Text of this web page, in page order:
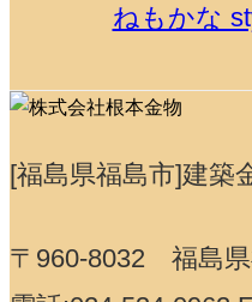
ねもかな
[福島県福島市]建築
〒960-8032 福島